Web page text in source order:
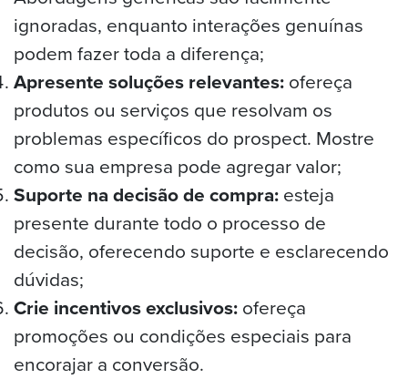
ignoradas, enquanto interações genuínas
podem fazer toda a diferença;
Apresente soluções relevantes:ofereça
produtos ou serviços que resolvam os
problemas específicos do prospect. Mostre
como sua empresa pode agregar valor;
Suporte na decisão de compra:esteja
presente durante todo o processo de
decisão, oferecendo suporte e esclarecendo
dúvidas;
Crie incentivos exclusivos:ofereça
promoções ou condições especiais para
encorajar a conversão.